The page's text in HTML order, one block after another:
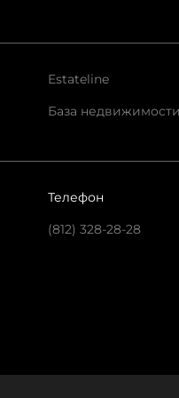
Estateline
База недвижимости
Телефон
(812) 328-28-28